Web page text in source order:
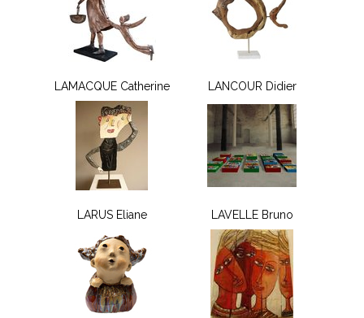
LAMACQUE Catherine LANCOUR Didier
LARUS Eliane LAVELLE Bruno